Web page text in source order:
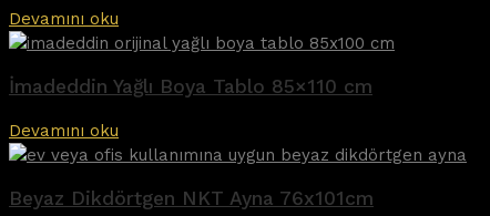
Devamını oku
İmadeddin Yağlı Boya Tablo 85×110 cm
Devamını oku
Beyaz Dikdörtgen NKT Ayna 76x101cm